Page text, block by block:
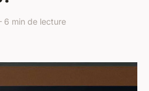
min de lecture